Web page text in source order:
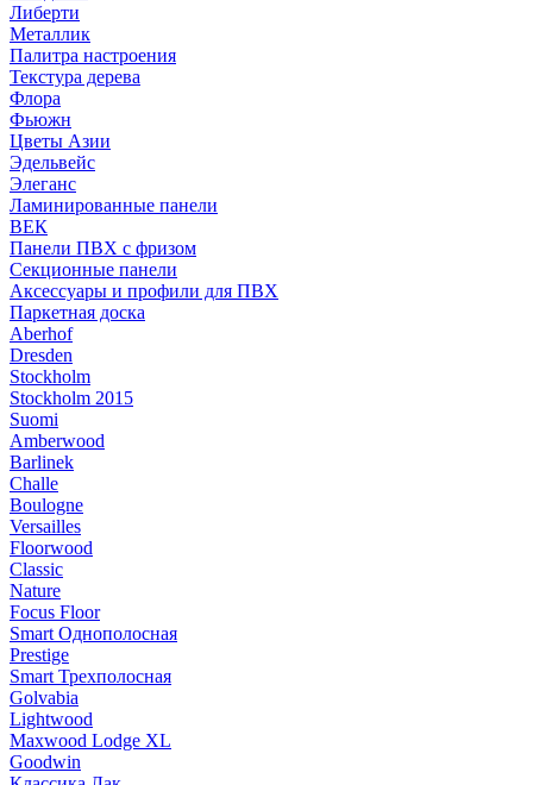
Либерти
Металлик
Палитра настроения
Текстура дерева
Флора
Фьюжн
Цветы Азии
Эдельвейс
Элеганс
Ламинированные панели
ВЕК
Панели ПВХ с фризом
Секционные панели
Аксессуары и профили для ПВХ
Паркетная доска
Aberhof
Dresden
Stockholm
Stockholm 2015
Suomi
Amberwood
Barlinek
Challe
Boulogne
Versailles
Floorwood
Classic
Nature
Focus Floor
Smart Однополосная
Prestige
Smart Трехполосная
Golvabia
Lightwood
Maxwood Lodge XL
Goodwin